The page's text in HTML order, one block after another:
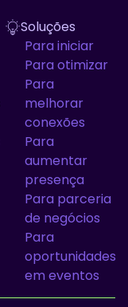
Soluções
Para iniciar
Para otimizar
Para
melhorar
conexões
Para
aumentar
presença
Para parceria
de negócios
Para
oportunidades
em eventos